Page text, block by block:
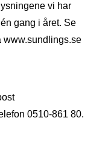
vi har
gang i året. Se
0510-861 80.